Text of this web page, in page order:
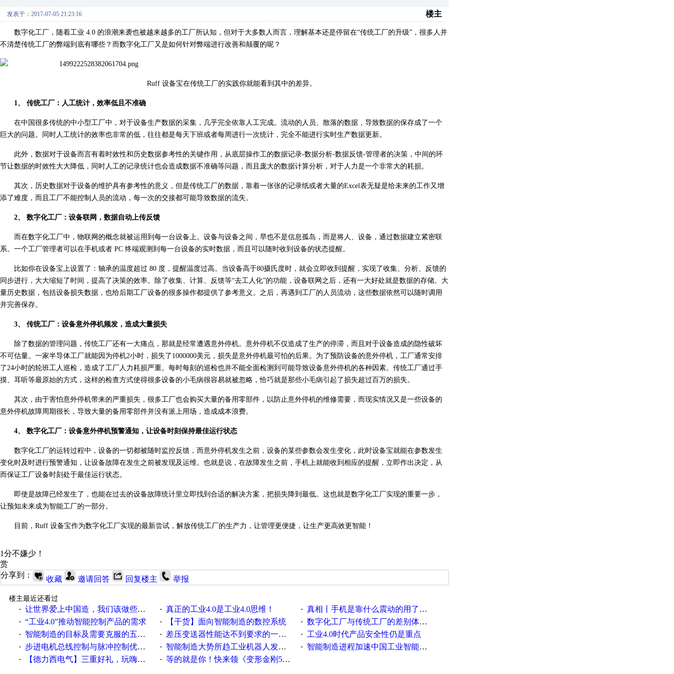
发表于：2017-07-05 21:23:16 楼主
数字化工厂，随着工业 4.0 的浪潮来袭也被越来越多的工厂所认知，但对于大多数人而言，理解基本还是停留在“传统工厂的升级”，很多人并
不清楚传统工厂的弊端到底有哪些？而数字化工厂又是如何针对弊端进行改善和颠覆的呢？
Ruff 设备宝在传统工厂的实践你就能看到其中的差异。
1、 传统工厂：人工统计，效率低且不准确
在中国很多传统的中小型工厂中，对于设备生产数据的采集，几乎完全依靠人工完成。流动的人员、散落的数据，导致数据的保存成了一个
巨大的问题。同时人工统计的效率也非常的低，往往都是每天下班或者每周进行一次统计，完全不能进行实时生产数据更新。
此外，数据对于设备而言有着时效性和历史数据参考性的关键作用，从底层操作工的数据记录-数据分析-数据反馈-管理者的决策，中间的环
节让数据的时效性大大降低，同时人工的记录统计也会造成数据不准确等问题，而且庞大的数据计算分析，对于人力是一个非常大的耗损。
其次，历史数据对于设备的维护具有参考性的意义，但是传统工厂的数据，靠着一张张的记录纸或者大量的Excel表无疑是给未来的工作又增
添了难度，而且工厂不能控制人员的流动，每一次的交接都可能导致数据的流失。
2、 数字化工厂：设备联网，数据自动上传反馈
而在数字化工厂中，物联网的概念就被运用到每一台设备上。设备与设备之间，早也不是信息孤岛，而是将人、设备，通过数据建立紧密联
系。一个工厂管理者可以在手机或者 PC 终端观测到每一台设备的实时数据，而且可以随时收到设备的状态提醒。
比如你在设备宝上设置了：轴承的温度超过 80 度，提醒温度过高。当设备高于80摄氏度时，就会立即收到提醒，实现了收集、分析、反馈的
同步进行，大大缩短了时间，提高了决策的效率。除了收集、计算、反馈等“去工人化”的功能，设备联网之后，还有一大好处就是数据的存储。大
量历史数据，包括设备损失数据，也给后期工厂设备的很多操作都提供了参考意义。之后，再遇到工厂的人员流动，这些数据依然可以随时调用
并完善保存。
3、 传统工厂：设备意外停机频发，造成大量损失
除了数据的管理问题，传统工厂还有一大痛点，那就是经常遭遇意外停机。意外停机不仅造成了生产的停滞，而且对于设备造成的隐性破坏
不可估量。一家半导体工厂就能因为停机2小时，损失了1000000美元，损失是意外停机最可怕的后果。为了预防设备的意外停机，工厂通常安排
了24小时的轮班工人巡检，造成了工厂人力耗损严重。每时每刻的巡检也并不能全面检测到可能导致设备意外停机的各种因素。传统工厂通过手
摸、耳听等最原始的方式，这样的检查方式使得很多设备的小毛病很容易就被忽略，恰巧就是那些小毛病引起了损失超过百万的损失。
其次，由于害怕意外停机带来的严重损失，很多工厂也会购买大量的备用零部件，以防止意外停机的维修需要，而现实情况又是一些设备的
意外停机故障周期很长，导致大量的备用零部件并没有派上用场，造成成本浪费。
4、 数字化工厂：设备意外停机预警通知，让设备时刻保持最佳运行状态
数字化工厂的运转过程中，设备的一切都被随时监控反馈，而意外停机发生之前，设备的某些参数会发生变化，此时设备宝就能在参数发生
变化时及时进行预警通知，让设备故障在发生之前被发现及运维。也就是说，在故障发生之前，手机上就能收到相应的提醒，立即作出决定，从
而保证工厂设备时刻处于最佳运行状态。
即使是故障已经发生了，也能在过去的设备故障统计里立即找到合适的解决方案，把损失降到最低。这也就是数字化工厂实现的重要一步，
让预知未来成为智能工厂的一部分。
目前，Ruff 设备宝作为数字化工厂实现的最新尝试，解放传统工厂的生产力，让管理更便捷，让生产更高效更智能！
1分不嫌少！
赏
分享到：
收藏 邀请回答 回复楼主 举报
楼主最近还看过
· 让世界爱上中国造，我们该做些什么 · 真正的工业4.0是工业4.0思维！ · 真相丨手机是靠什么震动的用了这么多年才知道！
· “工业4.0”推动智能控制产品的需求 · 【干货】面向智能制造的数控系统 · 数字化工厂与传统工厂的差别体现在哪里？
· 智能制造的目标及需要克服的五个障碍 · 差压变送器性能达不到要求的一些因素 · 工业4.0时代产品安全性仍是重点
· 步进电机总线控制与脉冲控制优缺点 · 智能制造大势所趋工业机器人发展迅猛 · 智能制造进程加速中国工业智能化之路发展趋势明显
· 【德力西电气】三重好礼，玩嗨夏日！ · 等的就是你！快来领《变形金刚5》观影券